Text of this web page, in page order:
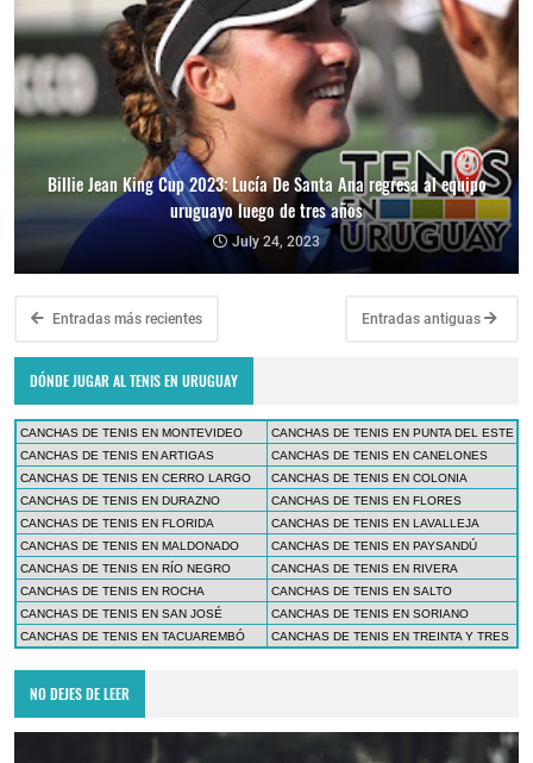
Billie Jean King Cup 2023: Lucía De Santa Ana regresa al equipo
uruguayo luego de tres años
July 24, 2023
Entradas más recientes Entradas antiguas
DÓNDE JUGAR AL TENIS EN URUGUAY
CANCHAS DE TENIS EN MONTEVIDEO
CANCHAS DE TENIS EN PUNTA DEL ESTE
CANCHAS DE TENIS EN ARTIGAS
CANCHAS DE TENIS EN CANELONES
CANCHAS DE TENIS EN CERRO LARGO
CANCHAS DE TENIS EN COLONIA
CANCHAS DE TENIS EN DURAZNO
CANCHAS DE TENIS EN FLORES
CANCHAS DE TENIS EN FLORIDA
CANCHAS DE TENIS EN LAVALLEJA
CANCHAS DE TENIS EN MALDONADO
CANCHAS DE TENIS EN PAYSANDÚ
CANCHAS DE TENIS EN RÍO NEGRO
CANCHAS DE TENIS EN RIVERA
CANCHAS DE TENIS EN ROCHA
CANCHAS DE TENIS EN SALTO
CANCHAS DE TENIS EN SAN JOSÉ
CANCHAS DE TENIS EN SORIANO
CANCHAS DE TENIS EN TACUAREMBÓ
CANCHAS DE TENIS EN TREINTA Y TRES
NO DEJES DE LEER